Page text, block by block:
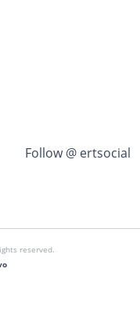
Follow @ ertsocial
reserved.